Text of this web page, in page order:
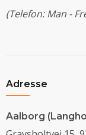
(Telefon: Man -
Adresse
Aalborg